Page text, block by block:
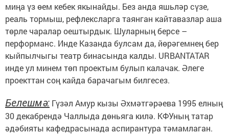
миңа үз өем кебек якынайды. Без анда яшьләр сүзе,
реаль тормыш, рефлексларга таянган кайтавазлар аша
төрле чаралар оештырдык. Шуларның берсе –
перформанс. Инде Казанда булсам да, йөрәгемнең бер
кыйпылчыгы театр бинасында калды. URBANTATAR
инде ул минем төп проектым булып калачак. Әлеге
проекттан соң кайда барачагым билгесез.
Белешмә: Гүзәл Амур кызы Әхмәтгәрәева 1995 елның
30 декабрендә Чаллыда дөньяга килә. КФУның татар
әдәбияты кафедрасынада аспирантура тәмамлаган.